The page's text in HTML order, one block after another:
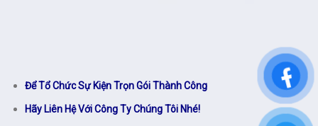
Để Tổ Chức Sự Kiện Trọn Gói Thành Công
Hãy Liên Hệ Với Công Ty Chúng Tôi Nhé!